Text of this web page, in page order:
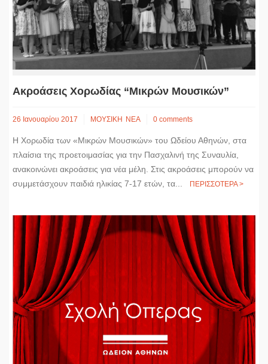
Ακροάσεις Χορωδίας “Μικρών Μουσικών”
26 Ιανουαρίου 2017 ΜΟΥΣΙΚΗ ΝΕΑ 0 comments
Η Χορωδία των «Μικρών Μουσικών» του Ωδείου Αθηνών, στα
πλαίσια της προετοιμασίας για την Πασχαλινή της Συναυλία,
ανακοινώνει ακροάσεις για νέα μέλη. Στις ακροάσεις μπορούν να
συμμετάσχουν παιδιά ηλικίας 7-17 ετών, τα...
ΠΕΡΙΣΣΟΤΕΡΑ >